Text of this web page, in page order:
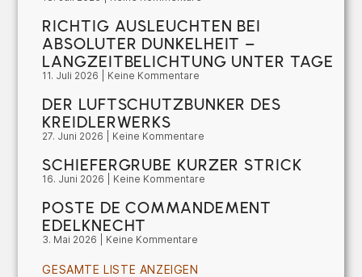
RICHTIG AUSLEUCHTEN BEI
ABSOLUTER DUNKELHEIT –
LANGZEITBELICHTUNG UNTER TAGE
11. Juli 2026 Keine Kommentare
DER LUFTSCHUTZBUNKER DES
KREIDLERWERKS
27. Juni 2026 Keine Kommentare
SCHIEFERGRUBE KURZER STRICK
16. Juni 2026 Keine Kommentare
POSTE DE COMMANDEMENT
EDELKNECHT
3. Mai 2026 Keine Kommentare
GESAMTE LISTE ANZEIGEN